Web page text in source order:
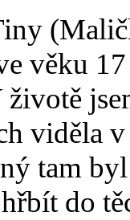
věku
viděla
tam
do